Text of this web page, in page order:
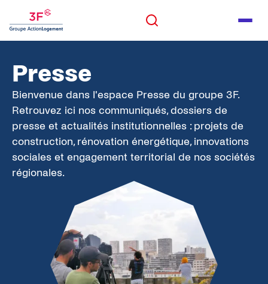
Panneau de gestion des cookies
Rechercher Menu
Rechercher
Presse
Bienvenue dans l'espace Presse du groupe 3F.
Retrouvez ici nos communiqués, dossiers de
presse et actualités institutionnelles : projets de
construction, rénovation énergétique, innovations
sociales et engagement territorial de nos sociétés
régionales.